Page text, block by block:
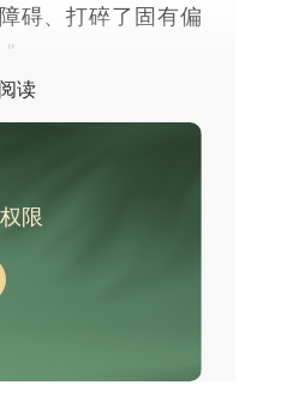
碍、打碎了固有偏
读
限